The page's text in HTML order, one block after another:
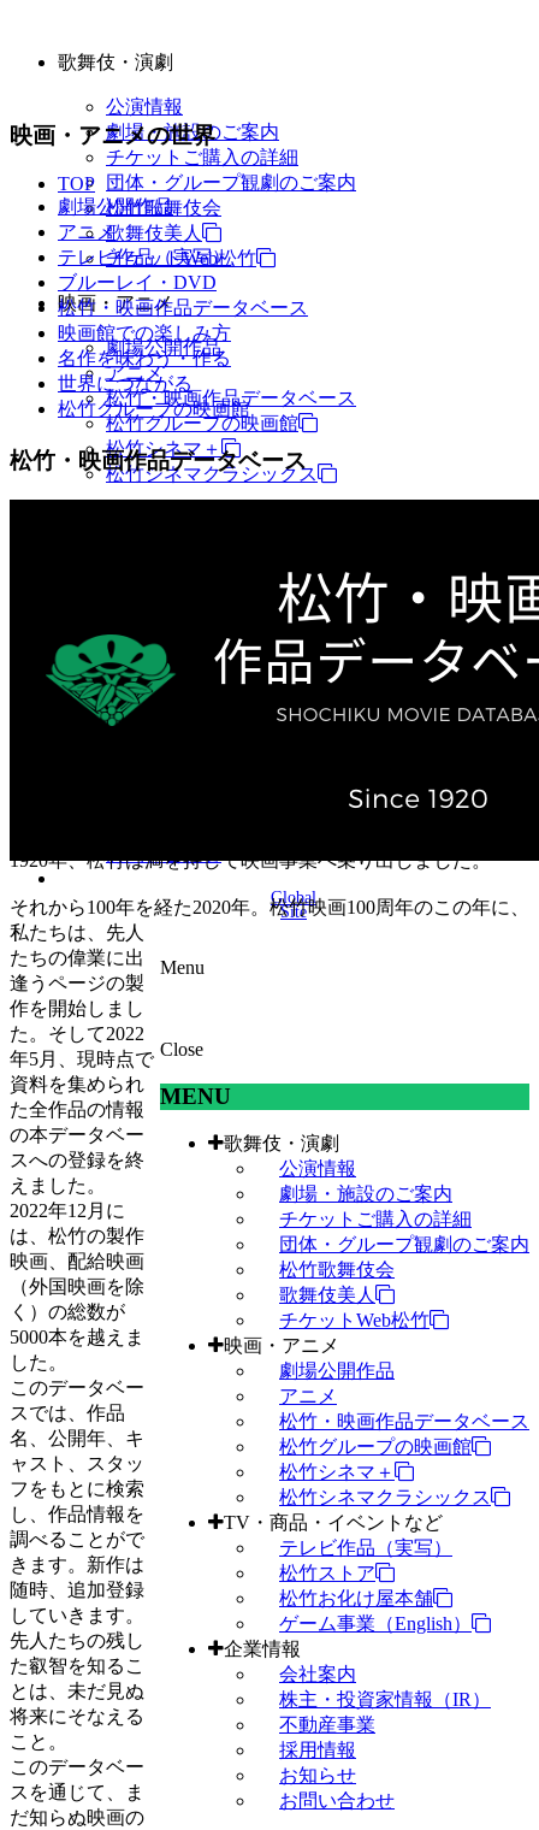
歌舞伎・演劇
公演情報
劇場・施設のご案内
チケットご購入の詳細
団体・グループ観劇のご案内
松竹歌舞伎会
歌舞伎美人
チケットWeb松竹
映画・アニメ
劇場公開作品
アニメ
松竹・映画作品データベース
松竹グループの映画館
松竹シネマ＋
松竹シネマクラシックス
松竹ストア（通販サイト）
ゲーム事業（English）
企業情報
会社案内
Global
Site
Menu
Close
MENU
歌舞伎・演劇
公演情報
劇場・施設のご案内
チケットご購入の詳細
団体・グループ観劇のご案内
松竹歌舞伎会
歌舞伎美人
チケットWeb松竹
映画・アニメ
劇場公開作品
アニメ
松竹・映画作品データベース
松竹グループの映画館
松竹シネマ＋
松竹シネマクラシックス
TV・商品・イベントなど
テレビ作品（実写）
松竹ストア
松竹お化け屋本舗
ゲーム事業（English）
企業情報
会社案内
株主・投資家情報（IR）
不動産事業
採用情報
お知らせ
お問い合わせ
映画・アニメの世界
TOP
劇場公開作品
アニメ
テレビ作品（実写）
ブルーレイ・DVD
松竹・映画作品データベース
映画館での楽しみ方
名作を味わう・作る
世界につながる
松竹グループの映画館
松竹・映画作品データベース
1920年、松竹は満を持して映画事業へ乗り出しました。
それから100年を経た2020年。松竹映画100周年のこの年に、
私たちは、先人
たちの偉業に出
逢うページの製
作を開始しまし
た。そして2022
年5月、現時点で
資料を集められ
た全作品の情報
の本データベー
スへの登録を終
えました。
2022年12月に
は、松竹の製作
映画、配給映画
（外国映画を除
く）の総数が
5000本を越えま
した。
このデータベー
スでは、作品
名、公開年、キ
ャスト、スタッ
フをもとに検索
し、作品情報を
調べることがで
きます。新作は
随時、追加登録
していきます。
先人たちの残し
た叡智を知るこ
とは、未だ見ぬ
将来にそなえる
こと。
このデータベー
スを通じて、ま
だ知らぬ映画の